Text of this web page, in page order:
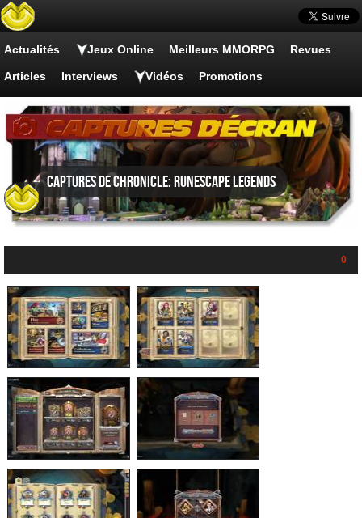
Actualités Jeux Online Meilleurs MMORPG Revues
Articles Interviews Vidéos Promotions
Captures de Chronicle: RuneScape Legends
0